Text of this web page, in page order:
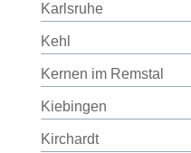
Karlsruhe
Kehl
Kernen im Remstal
Kiebingen
Kirchardt